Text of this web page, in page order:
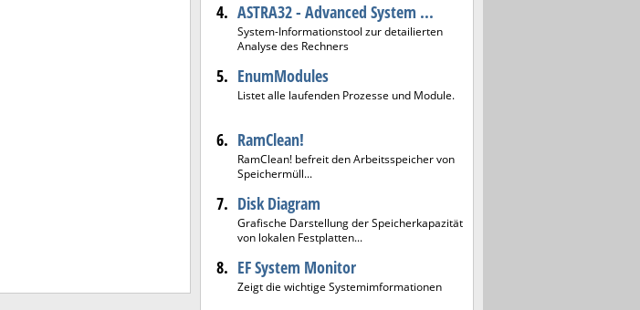
4. ASTRA32 - Advanced System ...
System-Informationstool zur detailierten
Analyse des Rechners
5. EnumModules
Listet alle laufenden Prozesse und Module.
6. RamClean!
RamClean! befreit den Arbeitsspeicher von
Speichermüll...
7. Disk Diagram
Grafische Darstellung der Speicherkapazität
von lokalen Festplatten...
8. EF System Monitor
Zeigt die wichtige Systemimformationen